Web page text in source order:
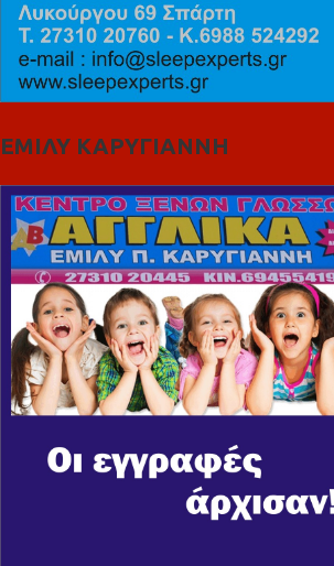
ΕΜΙΛΥ ΚΑΡΥΓΙΑΝΝΗ